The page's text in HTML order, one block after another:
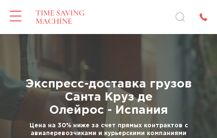
Экспресс-доставка грузов
Санта Круз де
Олейрос - Испания
Цена на 30% ниже за счет прямых контрактов с
авиаперевозчиками и курьерскими компаниями